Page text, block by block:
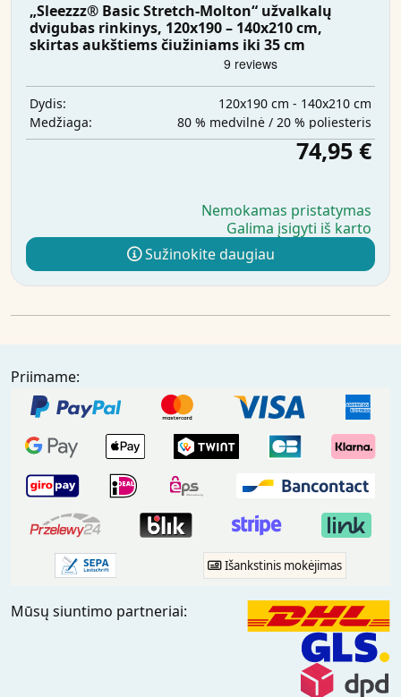
„Sleezzz® Basic Stretch-Molton“ užvalkalų
dvigubas rinkinys, 120x190 – 140x210 cm,
skirtas aukštiems čiužiniams iki 35 cm
Dydis:
120x190 cm - 140x210 cm
Medžiaga:
80 % medvilnė / 20 % poliesteris
74,95 €
Nemokamas pristatymas
Galima įsigyti iš karto
Sužinokite daugiau
Priimame:
Išankstinis mokėjimas
Mūsų siuntimo partneriai: